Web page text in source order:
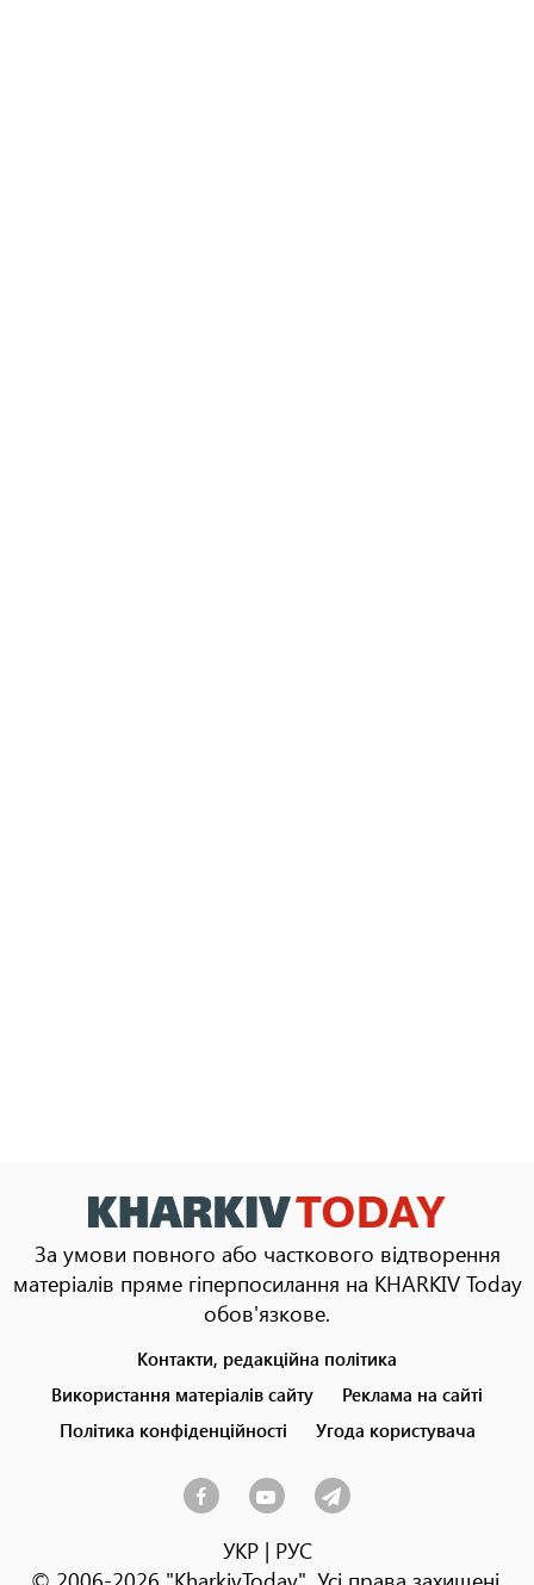
За умови повного або часткового відтворення
матеріалів пряме гіперпосилання на KHARKIV Today
обов'язкове.
menu
Контакти, редакційна політика
Використання матеріалів сайту
Реклама на сайті
Політика конфіденційності
Угода користувача
УКР| РУС